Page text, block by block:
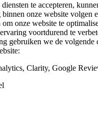
te accepteren,
binnen onze website volgen
om onze website te
voortdurend te
gebruiken we de volgende
Clarity, Google